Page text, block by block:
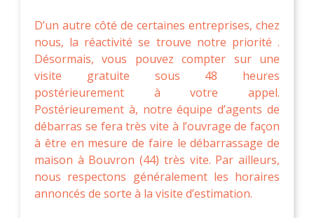
D’un autre côté de certaines entreprises, chez
nous, la réactivité se trouve notre priorité .
Désormais, vous pouvez compter sur une
visite gratuite sous 48 heures
postérieurement à votre appel.
Postérieurement à, notre équipe d’agents de
débarras se fera très vite à l’ouvrage de façon
à être en mesure de faire le débarrassage de
maison à Bouvron (44) très vite. Par ailleurs,
nous respectons généralement les horaires
annoncés de sorte à la visite d’estimation.